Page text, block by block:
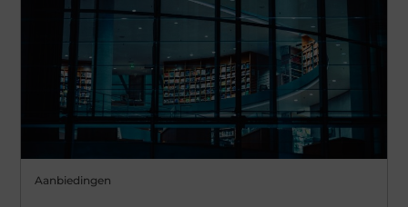
Aanbiedingen